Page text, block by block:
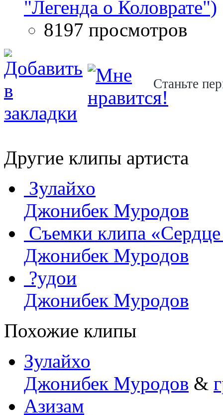
"Легенда о Коловрате")
8197 просмотров
Станьте
Другие клипы артиста
Зулайхо
Джонибек Муродов
Съемки клипа
Джонибек Муродов
?удои
Джонибек Муродов
Похожие клипы
Зулайхо
Джонибек Муродов &
Азизам